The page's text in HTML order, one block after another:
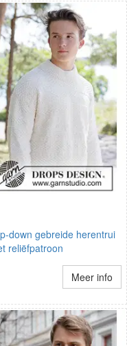
down gebreide herentrui
reliëfpatroon
Meer info